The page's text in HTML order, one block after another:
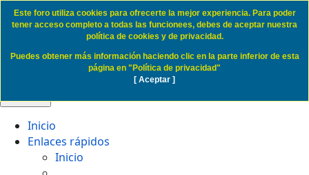
Politica de Cookies SD Eibar
Inicio
Enlaces rápidos
Inicio
Este foro utiliza cookies para ofrecerte la mejor experiencia. Para poder
tener acceso completo a todas las funcionees, debes de aceptar nuestra
política de cookies y de privacidad.
Puedes obtener más información haciendo clic en la parte inferior de esta
página en "Política de privacidad"
[ Aceptar ]